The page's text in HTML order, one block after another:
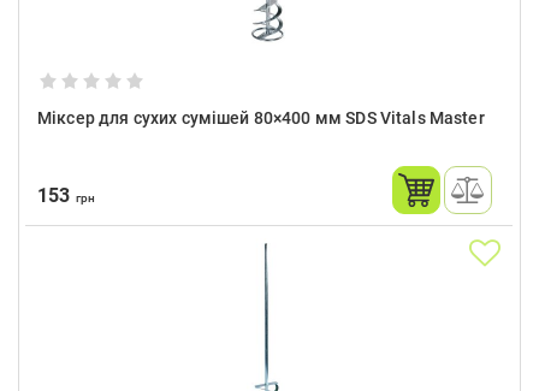
Міксер для сухих сумішей 80×400 мм SDS Vitals Master
153 грн